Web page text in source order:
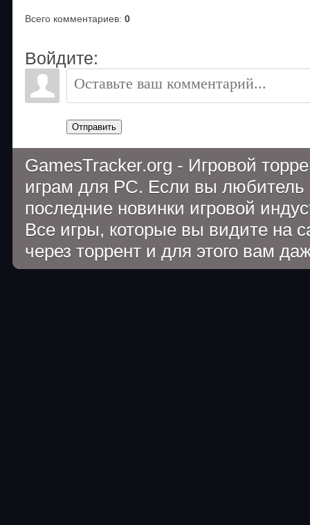
Всего комментариев: 0
Войдите:
Отправить
GamesTracker.org - Игровой
играм для PC. Если вы
последние новинки игровой
Все игры, которые вы видите на
через торрент и для этого вам